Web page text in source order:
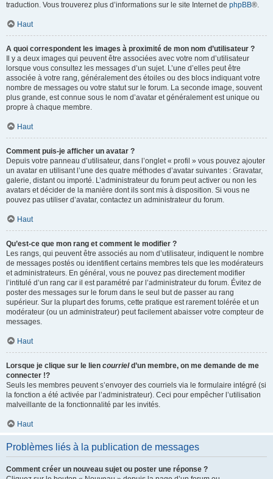
traduction. Vous trouverez plus d’informations sur le site Internet de phpBB®.
Haut
A quoi correspondent les images à proximité de mon nom d’utilisateur ?
Il y a deux images qui peuvent être associées avec votre nom d’utilisateur
lorsque vous consultez les messages d’un sujet. L’une d’elles peut être
associée à votre rang, généralement des étoiles ou des blocs indiquant votre
nombre de messages ou votre statut sur le forum. La seconde image, souvent
plus grande, est connue sous le nom d’avatar et généralement est unique ou
propre à chaque membre.
Haut
Comment puis-je afficher un avatar ?
Depuis votre panneau d’utilisateur, dans l’onglet « profil » vous pouvez ajouter
un avatar en utilisant l’une des quatre méthodes d’avatar suivantes : Gravatar,
galerie, distant ou importé. L’administrateur du forum peut activer ou non les
avatars et décider de la manière dont ils sont mis à disposition. Si vous ne
pouvez pas utiliser d’avatar, contactez un administrateur du forum.
Haut
Qu’est-ce que mon rang et comment le modifier ?
Les rangs, qui peuvent être associés au nom d’utilisateur, indiquent le nombre
de messages postés ou identifient certains membres tels que les modérateurs
et administrateurs. En général, vous ne pouvez pas directement modifier
l’intitulé d’un rang car il est paramétré par l’administrateur du forum. Évitez de
poster des messages sur le forum dans le seul but de passer au rang
supérieur. Sur la plupart des forums, cette pratique est rarement tolérée et un
modérateur (ou un administrateur) peut facilement abaisser votre compteur de
messages.
Haut
Lorsque je clique sur le lien courrield’un membre, on me demande de me
connecter !?
Seuls les membres peuvent s’envoyer des courriels via le formulaire intégré (si
la fonction a été activée par l’administrateur). Ceci pour empêcher l’utilisation
malveillante de la fonctionnalité par les invités.
Haut
Problèmes liés à la publication de messages
Comment créer un nouveau sujet ou poster une réponse ?